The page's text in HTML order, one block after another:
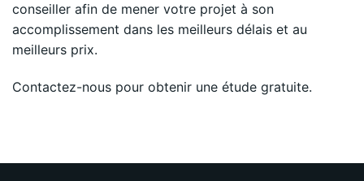
conseiller afin de mener votre projet à son
accomplissement dans les meilleurs délais et au
meilleurs prix.
Contactez-nous pour obtenir une étude gratuite.